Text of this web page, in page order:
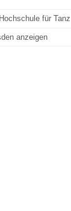
für Tanz
anzeigen